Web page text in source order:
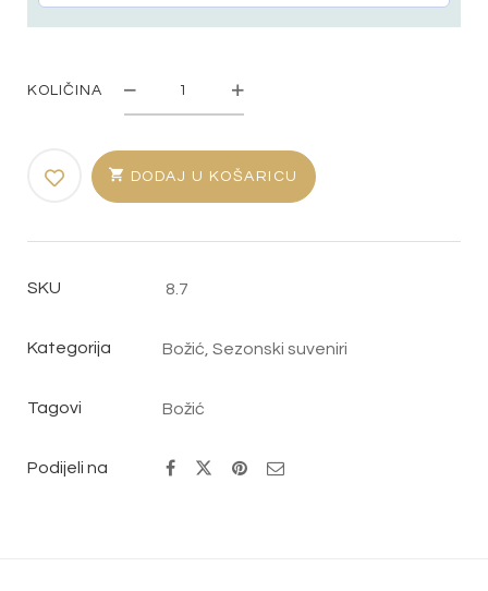
KOLIČINA
PLEKSIGLAS
KUGLICA
DODAJ U KOŠARICU
SKU 8.7
Kategorija Božić ,Sezonski suveniri
Tagovi Božić
Podijeli na